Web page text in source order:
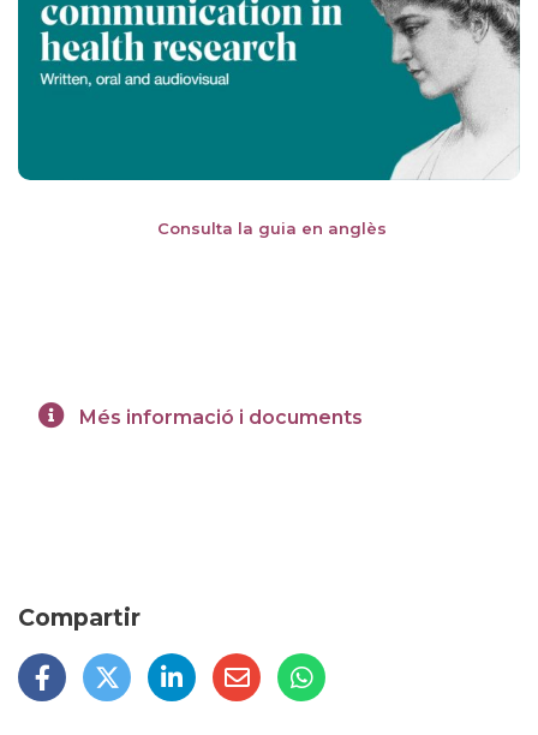
Consulta la guia en anglès
Més informació i documents